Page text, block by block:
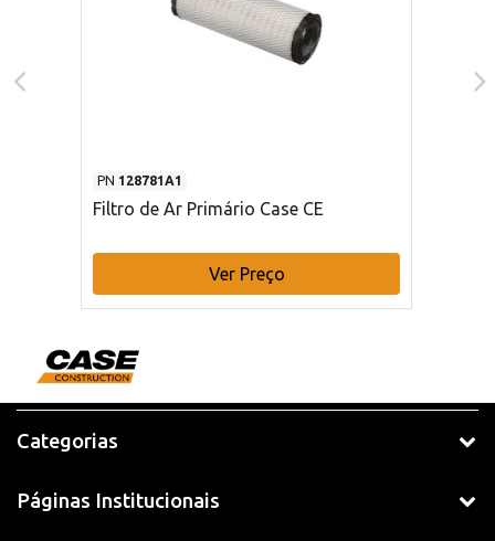
PN 128781A1
Filtro de Ar Primário Case CE
Ver Preço
Categorias
Páginas Institucionais